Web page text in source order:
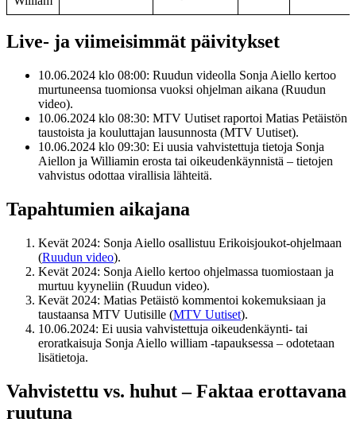
Live- ja viimeisimmät päivitykset
10.06.2024 klo 08:00: Ruudun videolla Sonja Aiello kertoo
murtuneensa tuomionsa vuoksi ohjelman aikana (Ruudun
video).
10.06.2024 klo 08:30: MTV Uutiset raportoi Matias Petäistön
taustoista ja kouluttajan lausunnosta (MTV Uutiset).
10.06.2024 klo 09:30: Ei uusia vahvistettuja tietoja Sonja
Aiellon ja Williamin erosta tai oikeudenkäynnistä – tietojen
vahvistus odottaa virallisia lähteitä.
Tapahtumien aikajana
Kevät 2024: Sonja Aiello osallistuu Erikoisjoukot-ohjelmaan
(Ruudun video).
Kevät 2024: Sonja Aiello kertoo ohjelmassa tuomiostaan ja
murtuu kyyneliin (Ruudun video).
Kevät 2024: Matias Petäistö kommentoi kokemuksiaan ja
taustaansa MTV Uutisille (MTV Uutiset).
10.06.2024: Ei uusia vahvistettuja oikeudenkäynti- tai
eroratkaisuja Sonja Aiello william -tapauksessa – odotetaan
lisätietoja.
Vahvistettu vs. huhut – Faktaa erottavana
ruutuna